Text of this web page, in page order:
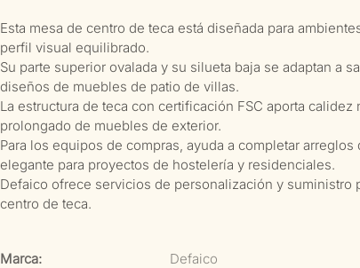
Esta mesa de centro de teca está diseñada para
perfil visual equilibrado.
Su parte superior ovalada y su silueta baja se adaptan a
diseños de muebles de patio de villas.
La estructura de teca con certificación FSC aporta
prolongado de muebles de exterior.
Para los equipos de compras, ayuda a completar
elegante para proyectos de hostelería y residenciales.
Defaico ofrece servicios de personalización y suministro
centro de teca.
Marca:
Defaico